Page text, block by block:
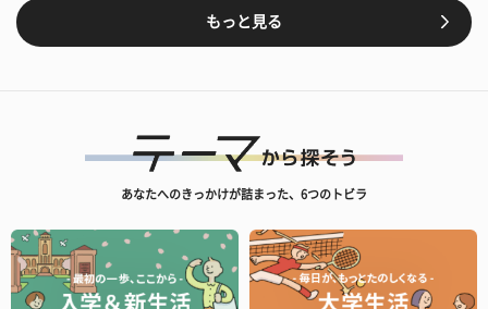
もっと見る
あなたへのきっかけが詰まった、6つのトビラ